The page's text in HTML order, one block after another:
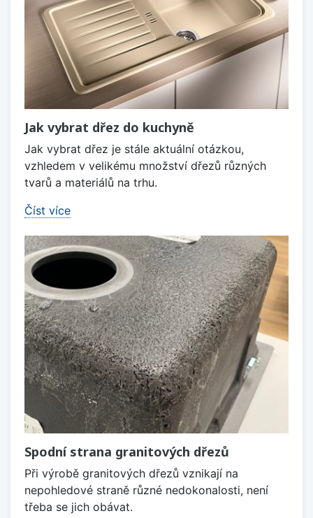
Jak vybrat dřez do kuchyně
Jak vybrat dřez je stále aktuální otázkou,
vzhledem v velikému množství dřezů různých
tvarů a materiálů na trhu.
Číst více
Spodní strana granitových dřezů
Při výrobě granitových dřezů vznikají na
nepohledové straně různé nedokonalosti, není
třeba se jich obávat.